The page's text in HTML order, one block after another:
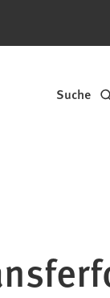
Suche